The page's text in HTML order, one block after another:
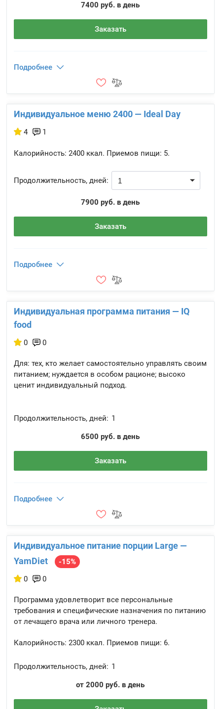
7400 руб. в день
Заказать
Подробнее
Индивидуальное меню 2400 — Ideal Day
4 1
Калорийность: 2400 ккал. Приемов пищи: 5.
Продолжительность, дней:
7900 руб. в день
Заказать
Подробнее
Индивидуальная программа питания — IQ
food
0 0
Для: тех, кто желает самостоятельно управлять своим
питанием; нуждается в особом рационе; высоко
ценит индивидуальный подход.
Продолжительность, дней: 1
6500 руб. в день
Заказать
Подробнее
Индивидуальное питание порции Large —
YamDiet
-15%
0
0
Программа удовлетворит все персональные
требования и специфические назначения по питанию
от лечащего врача или личного тренера.
Калорийность: 2300 ккал. Приемов пищи: 6.
Продолжительность, дней: 1
от 2000 руб. в день